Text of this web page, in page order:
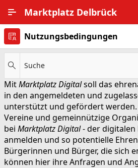
Marktplatz Delbrück
Alle Ortsteile
Impressum
Nutzungsbedingungen
Datenschutz
Nutzungsbedingungen
Suche
MitMarktplatz Digitalsoll das
in den angemeldeten und
unterstützt und gefördert
Vereine und gemeinnützige
bei Marktplatz Digital- der digitalen
anmelden und so potentielle
Bürgerinnen und Bürger, die sich
können hier ihre Anfragen und